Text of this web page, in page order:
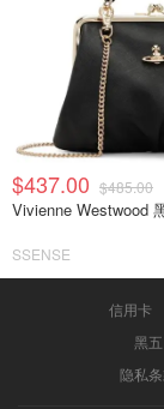
$437.00 $485.00
Vivienne Westwood
SSENSE
信用卡
黑五
隐私